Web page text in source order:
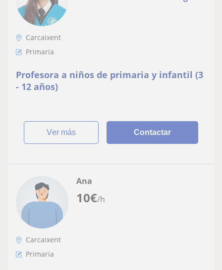
Carcaixent
Primaria
Profesora a niños de primaria y infantil (3
- 12 años)
ver más Contactar
10€/h
Ana
Carcaixent
Primaria